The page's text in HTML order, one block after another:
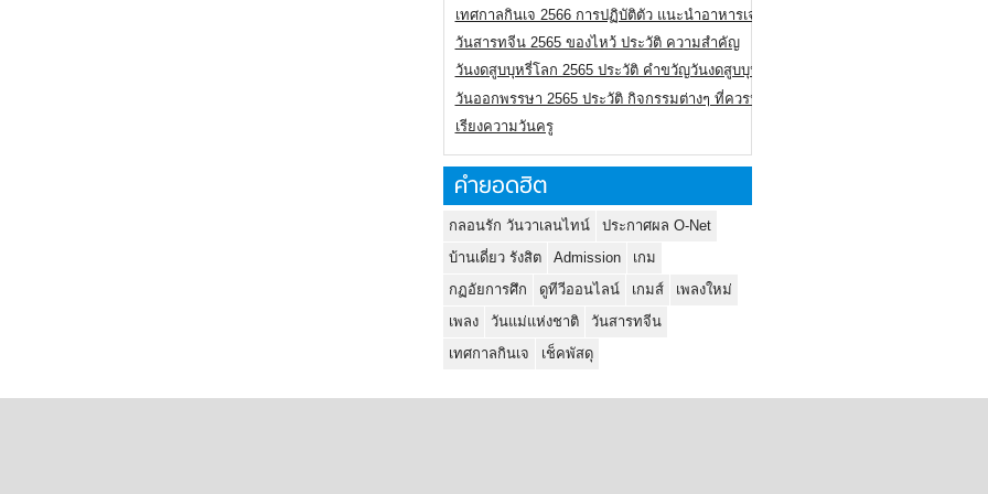
เทศกาลกินเจ 2566 การปฏิบัติตัว แนะนำอาหารเจ
วันสารทจีน 2565 ของไหว้ ประวัติ ความสำคัญ
วันงดสูบบุหรี่โลก 2565 ประวัติ คำขวัญวันงดสูบบุหรี่โลก
วันออกพรรษา 2565 ประวัติ กิจกรรมต่างๆ ที่ควรปฏิบัติ
เรียงความวันครู
คำยอดฮิต
กลอนรัก วันวาเลนไทน์
ประกาศผล O-Net
บ้านเดี่ยว รังสิต
Admission
เกม
กฏอัยการศึก
ดูทีวีออนไลน์ เกมส์
เพลงใหม่
เพลง
วันแม่แห่งชาติ
วันสารทจีน
เทศกาลกินเจ
เช็คพัสดุ